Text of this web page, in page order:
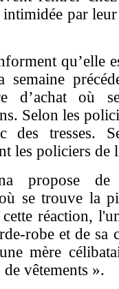
par
qu’elle
d’achat où
Selon les
des tresses.
les policiers de
propose de
se trouve la
réaction,
robe et de sa
mère
vêtements ».